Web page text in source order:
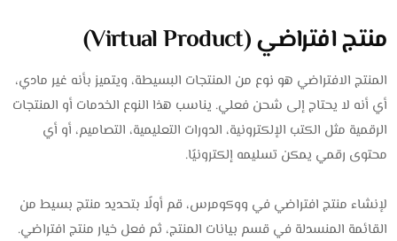
منتج افتراضي (Virtual Product)
المنتج الافتراضي هو نوع من المنتجات البسيطة، ويتميز بأنه غير مادي،
أي أنه لا يحتاج إلى شحن فعلي. يناسب هذا النوع الخدمات أو المنتجات
الرقمية مثل الكتب الإلكترونية، الدورات التعليمية، التصاميم، أو أي
محتوى رقمي يمكن تسليمه إلكترونيًا.
لإنشاء منتج افتراضي في ووكومرس، قم أولًا بتحديد منتج بسيط من
القائمة المنسدلة في قسم بيانات المنتج، ثم فعل خيار منتج افتراضي.